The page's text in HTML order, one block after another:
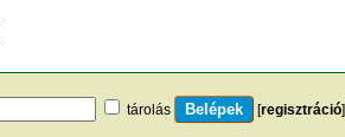
tárolás [regisztráció]